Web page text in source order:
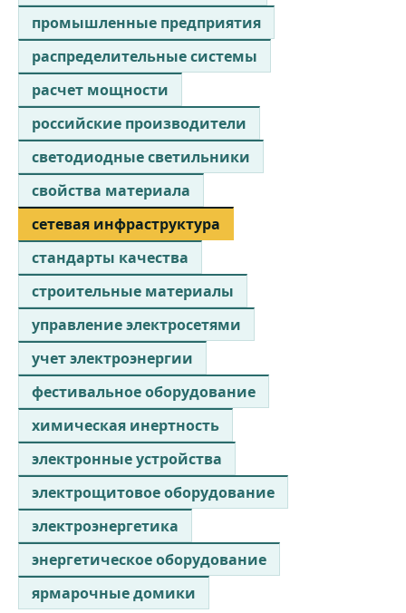
промышленные предприятия
распределительные системы
расчет мощности
российские производители
светодиодные светильники
свойства материала
сетевая инфраструктура
стандарты качества
строительные материалы
управление электросетями
учет электроэнергии
фестивальное оборудование
химическая инертность
электронные устройства
электрощитовое оборудование
электроэнергетика
энергетическое оборудование
ярмарочные домики